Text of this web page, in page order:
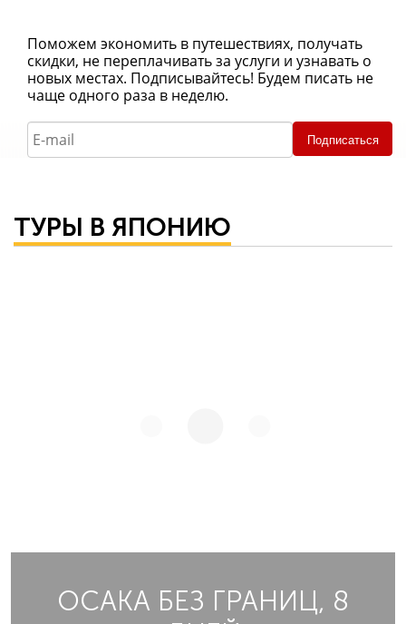
Поможем экономить в путешествиях, получать
скидки, не переплачивать за услуги и узнавать о
новых местах. Подписывайтесь! Будем писать не
чаще одного раза в неделю.
Подписаться
ТУРЫ В ЯПОНИЮ
ОСАКА БЕЗ ГРАНИЦ, 8